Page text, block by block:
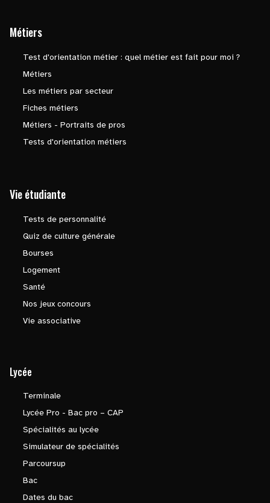
Métiers
Test d'orientation métier : quel métier est fait pour moi ?
Métiers
Les métiers par secteur
Fiches métiers
Métiers - Portraits de pros
Tests d'orientation métiers
Vie étudiante
Tests de personnalité
Quiz de culture générale
Bourses
Logement
Santé
Nos jeux concours
Vie associative
Lycée
Terminale
Lycée Pro - Bac pro – CAP
Spécialités au lycée
Simulateur de spécialités
Parcoursup
Bac
Dates du bac